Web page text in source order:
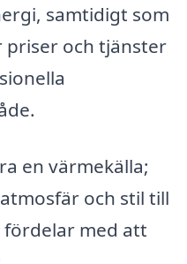
samtidigt som
priser och tjänster
en värmekälla;
och stil till
med att